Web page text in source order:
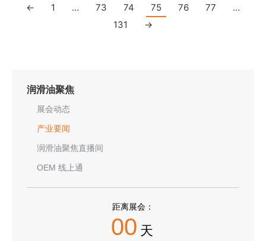
← 1 … 73 74 75 76 77
…
131
→
润滑油聚焦
展会动态
产业要闻
润滑油聚焦直播间
OEM 线上通
距离展会：
00 天